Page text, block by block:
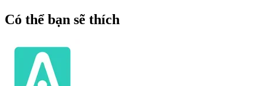
Có thể bạn sẽ thích